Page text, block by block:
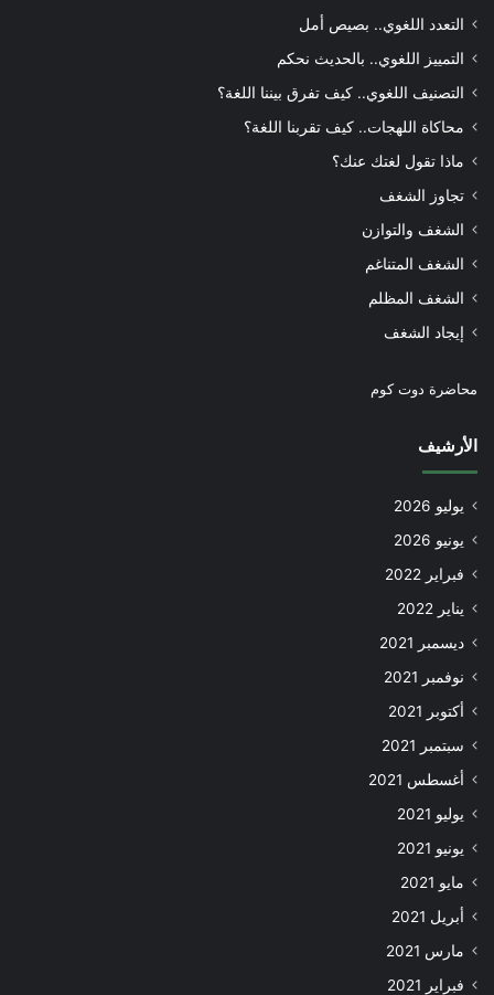
التعدد اللغوي.. بصيص أمل
التمييز اللغوي.. بالحديث نحكم
التصنيف اللغوي.. كيف تفرق بيننا اللغة؟
محاكاة اللهجات.. كيف تقربنا اللغة؟
ماذا تقول لغتك عنك؟
تجاوز الشغف
الشغف والتوازن
الشغف المتناغم
الشغف المظلم
إيجاد الشغف
محاضرة دوت كوم
الأرشيف
يوليو 2026
يونيو 2026
فبراير 2022
يناير 2022
ديسمبر 2021
نوفمبر 2021
أكتوبر 2021
سبتمبر 2021
أغسطس 2021
يوليو 2021
يونيو 2021
مايو 2021
أبريل 2021
مارس 2021
فبراير 2021